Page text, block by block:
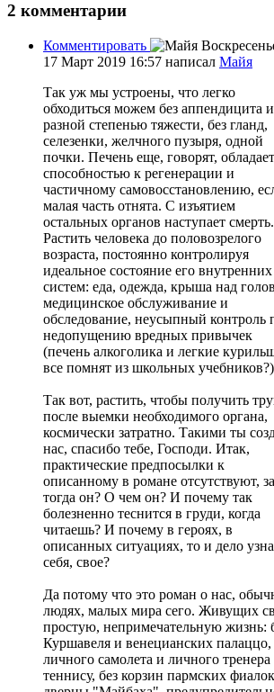
2 комментарии
Комментировать
17 Март 2019 16:57 написал Майя
Так уж мы устроены, что легко
обходиться можем без аппендицита
разной степенью тяжести, без гланд,
селезенки, желчного пузыря, одной
почки. Печень еще, говорят, обладает
способностью к регенерации и
частичному самовосстановлению,
малая часть отнята. С изъятием
остальных органов наступает смерть.
Растить человека до половозрелого
возраста, постоянно контролируя
идеальное состояние его внутренних
систем: еда, одежда, крыша над
медицинское обслуживание и
обследование, неусыпный контроль
недопущению вредных привычек
(печень алкоголика и легкие
все помнят из школьных учебников?)
Так вот, растить, чтобы получить
после выемки необходимого органа,
космически затратно. Такими ты
нас, спасибо тебе, Господи. Итак,
практические предпосылки к
описанному в романе отсутствуют,
тогда он? О чем он? И почему так
болезненно теснится в груди, когда
читаешь? И почему в героях, в
описанных ситуациях, то и дело
себя, свое?
Да потому что это роман о нас,
людях, малых мира сего. Живущих
простую, непримечательную жизнь:
Куршавеля и венецианских палаццо,
личного самолета и личного
теннису, без корзин пармских